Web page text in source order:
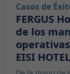
Casos de
FERGUS
de los
EISI